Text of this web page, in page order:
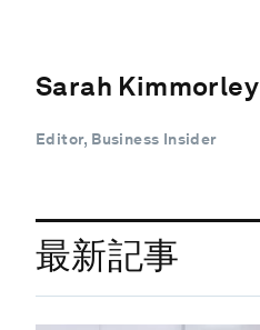
Sarah Kimmorley
Editor, Business Insider
最新記事